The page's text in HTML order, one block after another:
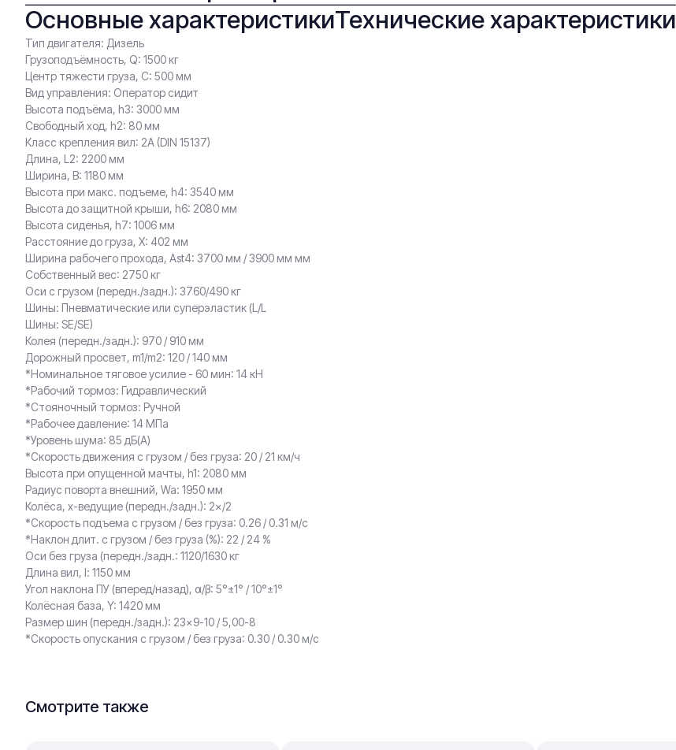
Основные характеристики
Тип двигателя: Дизель
Грузоподъёмность, Q: 1500 кг
Центр тяжести груза, С: 500 мм
Вид управления: Оператор сидит
Высота подъёма, h3: 3000 мм
Свободный ход, h2: 80 мм
Класс крепления вил: 2A (DIN 15137)
Длина, L2: 2200 мм
Ширина, B: 1180 мм
Высота при макс. подъеме, h4: 3540 мм
Высота до защитной крыши, h6: 2080 мм
Высота сиденья, h7: 1006 мм
Расстояние до груза, X: 402 мм
Ширина рабочего прохода, Ast4: 3700 мм / 3900 мм мм
Собственный вес: 2750 кг
Оси с грузом (передн./задн.): 3760/490 кг
Шины: Пневматические или суперэластик (L/L
Шины: SE/SE)
Колея (передн./задн.): 970 / 910 мм
Дорожный просвет, m1/m2: 120 / 140 мм
*Номинальное тяговое усилие - 60 мин: 14 кН
*Рабочий тормоз: Гидравлический
*Стояночный тормоз: Ручной
*Рабочее давление: 14 МПа
*Уровень шума: 85 дБ(A)
*Скорость движения с грузом / без груза: 20 / 21 км/ч
Высота при опущенной мачты, h1: 2080 мм
Радиус поворта внешний, Wa: 1950 мм
Колёса, x-ведущие (передн./задн.): 2×/2
*Скорость подъема с грузом / без груза: 0.26 / 0.31 м/с
*Наклон длит. с грузом / без груза (%): 22 / 24 %
Оси без груза (передн./задн.: 1120/1630 кг
Длина вил, l: 1150 мм
Угол наклона ПУ (вперед/назад), α/β: 5°±1° / 10°±1°
Колёсная база, Y: 1420 мм
Размер шин (передн./задн.): 23×9-10 / 5,00-8
*Скорость опускания с грузом / без груза: 0.30 / 0.30 м/с
Технические характеристики
Смотрите также